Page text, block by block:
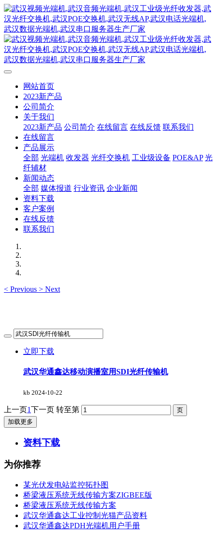
网站首页
2023新产品
公司简介
关于我们
2023新产品 公司简介 在线留言 在线反馈 联系我们
在线留言
产品展示
全部 光端机 收发器 光纤交换机 工业级设备 POE&AP 光
纤辅材
新闻动态
全部 媒体报道 行业资讯 企业新闻
资料下载
客户案例
在线反馈
联系我们
< Previous > Next
立即下载
武汉华通鑫达移动演播室用SDI光纤传输机
kb 2024-10-22
上一页1下一页 转至第
加载更多
资料下载
为你推荐
某光伏发电站监控拓扑图
桥梁液压系统无线传输方案ZIGBEE版
桥梁液压系统无线传输方案
武汉华通鑫达工业控制光猫产品资料
武汉华通鑫达PDH光端机用户手册